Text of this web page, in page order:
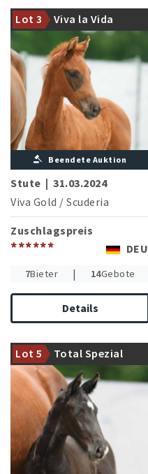
Lot 3 Viva la Vida
erfolgreichen Weinzauber
(R.Acs/HUN)
Beendete Auktion
Stute | 31.03.2024
Viva Gold / Scuderia
Zuschlagspreis
****** DEU
7Bieter | 14Gebote
Details
Lot 5 Total Spezial
Der international
hocherfolgreiche Total Hope
begeistert mit diesem
Hengstfohlen